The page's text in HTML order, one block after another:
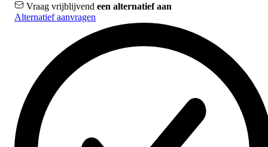
Vraag vrijblijvend een alternatief aan
Alternatief aanvragen